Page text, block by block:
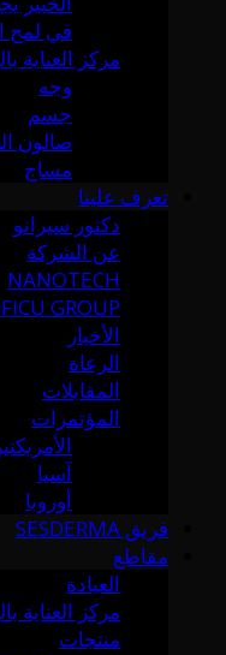
في لمح
مركز العناية
وجه
جسم
صالون
مساج
تعرف علينا
دكتور سيرانو
عن الشركة
NANOTECH
GROUP
الأخبار
الرعاة
المقابلات
المؤتمرات
آسيا
أوروبا
فريق SESDERMA
مقاطع
العيادة
مركز العناية
منتجات